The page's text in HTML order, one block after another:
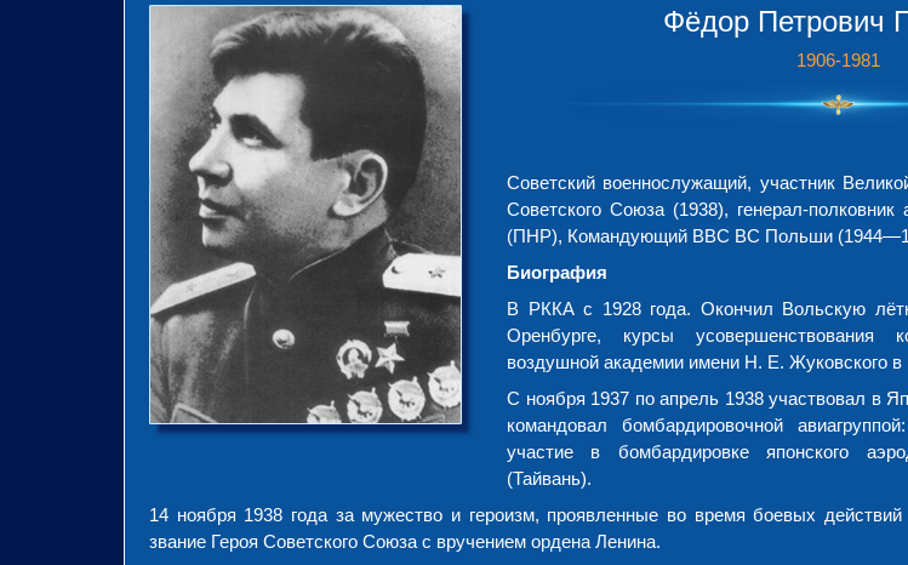
Фёдор Петрович
1906-1981
Советский военнослужащий, участник
Советского Союза (1938), генерал-
(ПНР), Командующий ВВС ВС Польши
Биография
В РККА с 1928 года. Окончил Вольскую
Оренбурге, курсы усовершенствования
воздушной академии имени Н. Е. Жуковского в
С ноября 1937 по апрель 1938 участвовал в
командовал бомбардировочной
участие в бомбардировке японского
(Тайвань).
14 ноября 1938 года за мужество и героизм, проявленные во время боевых
звание Героя Советского Союза с вручением ордена Ленина.